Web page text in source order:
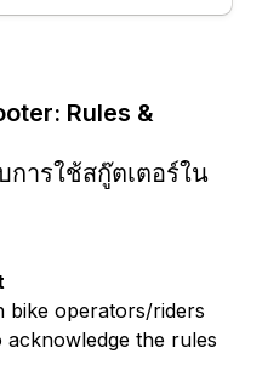
Rules &
ารใช้สกู๊ตเตอร์ใน
bike operators/riders
acknowledge the rules